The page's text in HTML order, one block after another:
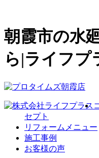
朝霞市の水
ら|ライフプ
セプト
リフォームメニュー
施工事例
お客様の声